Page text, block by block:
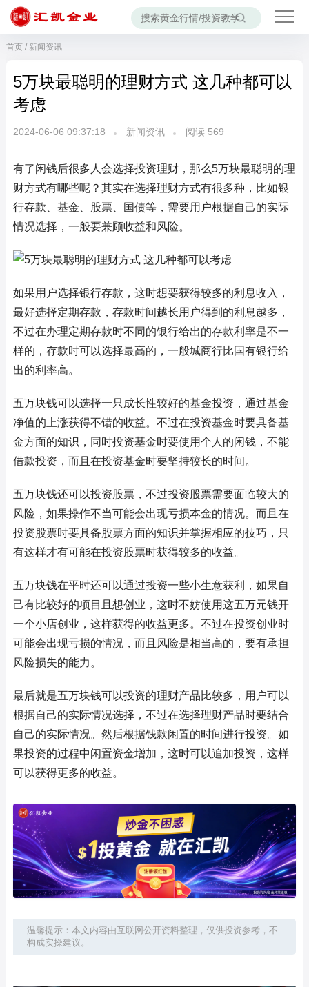
首页/ 新闻资讯
5万块最聪明的理财方式 这几种都可以
考虑
2024-06-06 09:37:18 新闻资讯 阅读 569
有了闲钱后很多人会选择投资理财，那么5万块最聪明的理
财方式有哪些呢？其实在选择理财方式有很多种，比如银
行存款、基金、股票、国债等，需要用户根据自己的实际
情况选择，一般要兼顾收益和风险。
如果用户选择银行存款，这时想要获得较多的利息收入，
最好选择定期存款，存款时间越长用户得到的利息越多，
不过在办理定期存款时不同的银行给出的存款利率是不一
样的，存款时可以选择最高的，一般城商行比国有银行给
出的利率高。
五万块钱可以选择一只成长性较好的基金投资，通过基金
净值的上涨获得不错的收益。不过在投资基金时要具备基
金方面的知识，同时投资基金时要使用个人的闲钱，不能
借款投资，而且在投资基金时要坚持较长的时间。
五万块钱还可以投资股票，不过投资股票需要面临较大的
风险，如果操作不当可能会出现亏损本金的情况。而且在
投资股票时要具备股票方面的知识并掌握相应的技巧，只
有这样才有可能在投资股票时获得较多的收益。
五万块钱在平时还可以通过投资一些小生意获利，如果自
己有比较好的项目且想创业，这时不妨使用这五万元钱开
一个小店创业，这样获得的收益更多。不过在投资创业时
可能会出现亏损的情况，而且风险是相当高的，要有承担
风险损失的能力。
最后就是五万块钱可以投资的理财产品比较多，用户可以
根据自己的实际情况选择，不过在选择理财产品时要结合
自己的实际情况。然后根据钱款闲置的时间进行投资。如
果投资的过程中闲置资金增加，这时可以追加投资，这样
可以获得更多的收益。
温馨提示：本文内容由互联网公开资料整理，仅供投资参考，不
构成实操建议。